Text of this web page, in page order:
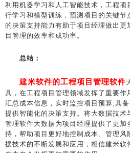
利用机器学习和人工智能技术，工程项
行学习和模型训练，预测项目的关键节
的决策支持能力有助于项目经理做出更
目管理的效率和成功率。
总结：
建米软件的工程项目管理软件
具，在工程项目管理领域发挥了重要作
汇总成本信息，实时监控项目预算;具
提供智能化的决策支持。将大数据技术
管理软件大数据为项目经理提供了更加
持，帮助项目更好地控制成本、管理风
据技术的不断发展和应用，相信建米软